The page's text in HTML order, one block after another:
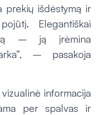
prekių išdėstymą ir
Elegantiškai
– ją įrėmina
– pasakoja
informacija
per spalvas ir